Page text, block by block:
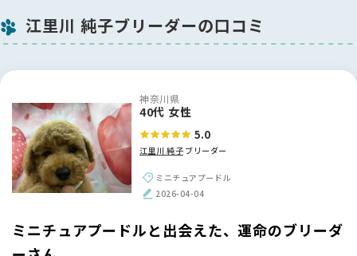
江里川 純子ブリーダーの口コミ
神奈川県
40代 女性
5.0
江里川 純子 ブリーダー
ミニチュアプードル
2026-04-04
ミニチュアプードルと出会えた、運命のブリーダ